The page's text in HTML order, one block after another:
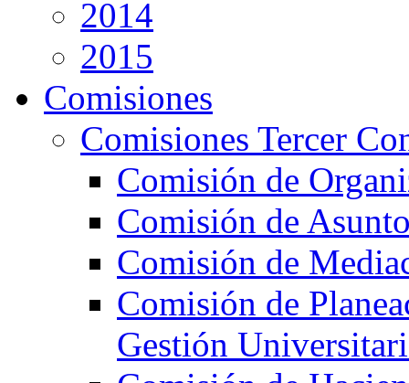
2014
2015
Comisiones
Comisiones Tercer
Comisión de
Comisión de
Comisión de
Comisión de
Gestión